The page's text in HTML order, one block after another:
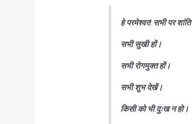
हे परमेश्वर! सभी पर
सभी सुखी हों।
सभी रोगमुक्त हों।
सभी शुभ देखें।
किसी को भी दुःख न हो।